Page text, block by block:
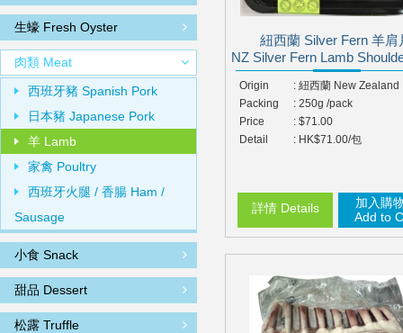
生蠔 Fresh Oyster
肉類 Meat
西班牙豬 Spanish Pork
日本豬 Japanese Pork
羊 Lamb
家禽 Poultry
西班牙火腿 / 香腸 Ham /
Sausage
小食 Snack
甜品 Dessert
松露 Truffle
紐西蘭 Silver Fern 羊肩
NZ Silver Fern Lamb
Origin
: 紐西蘭 New Zealand
Packing
: 250g /pack
Price
: $71.00
Detail
: HK$71.00/包
詳情 Details
加入購
Add to